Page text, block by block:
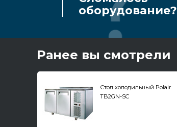
оборудование?
Ранее вы смотрели
Стол холодильный Polair
TB2GN-SC